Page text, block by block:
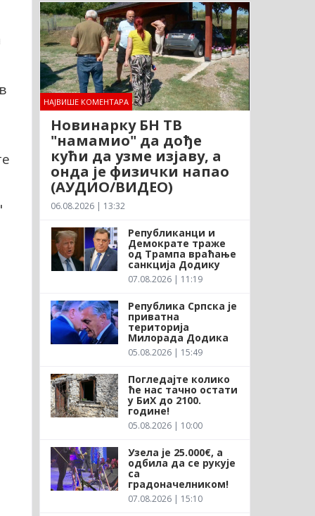
НАЈВИШЕ КОМЕНТАРА
Новинарку БН ТВ
"намамио" да дође
кући да узме изјаву, а
онда је физички напао
(АУДИО/ВИДЕО)
06.08.2026 | 13:32
Републиканци и
Демократе траже
од Трампа враћање
санкција Додику
07.08.2026 | 11:19
Република Српска је
приватна
територија
Милорада Додика
05.08.2026 | 15:49
Погледајте колико
ће нас тачно остати
у БиХ до 2100.
године!
05.08.2026 | 10:00
Узела је 25.000€, а
одбила да се рукује
са
градоначелником!
07.08.2026 | 15:10